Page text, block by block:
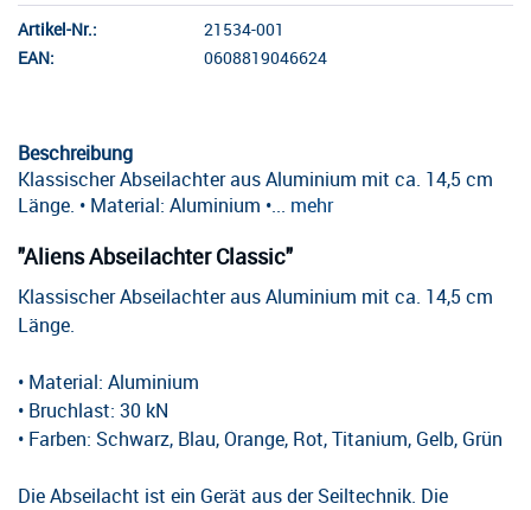
Artikel-Nr.:
21534-001
EAN:
0608819046624
Beschreibung
Klassischer Abseilachter aus Aluminium mit ca. 14,5 cm
Länge. • Material: Aluminium •... mehr
"Aliens Abseilachter Classic"
Klassischer Abseilachter aus Aluminium mit ca. 14,5 cm
Länge.
• Material: Aluminium
• Bruchlast: 30 kN
• Farben: Schwarz, Blau, Orange, Rot, Titanium, Gelb, Grün
Die Abseilacht ist ein Gerät aus der Seiltechnik. Die